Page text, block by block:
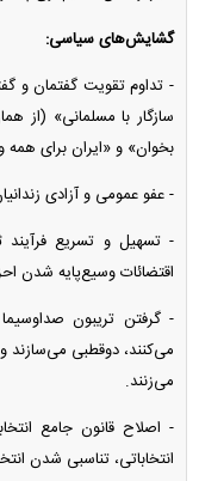
گشایش‌های سیاسی:
- تداوم تقویت گفتمان و
بخوان» و «ایران برای همه
- عفو عمومی و آزادی
- تسهیل و تسریع
اقتضائات وسیع‌پایه شدن
- گرفتن تریبون
می‌کنند، دوقطبی می‌سازند
می‌زنند.
- اصلاح قانون جامع
انتخاباتی، تناسبی شدن